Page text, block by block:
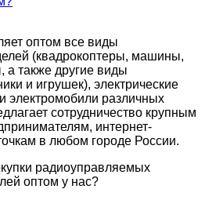
оптом все виды
(квадрокоптеры, машины,
а также другие виды
и игрушек), электрические
электромобили различных
сотрудничество крупным
интернет-
в любом городе России.
радиоуправляемых
оптом у нас?